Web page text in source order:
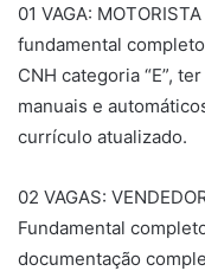
01 VAGA:
fundamental
CNH categoria “E”,
manuais e
currículo atualizado.
02 VAGAS:
Fundamental
documentação